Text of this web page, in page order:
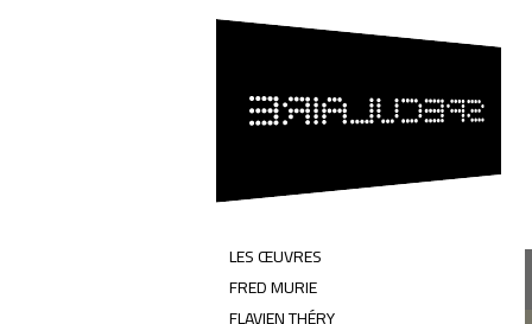
SPÉCULAIRE
LES ŒUVRES
FRED MURIE
FLAVIEN THÉRY